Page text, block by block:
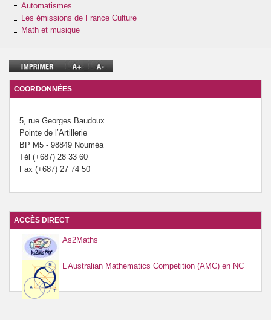
Maître Auxiliaire
Se former
Automatismes
Les émissions de France Culture
Math et musique
COORDONNÉES
5, rue Georges Baudoux
Pointe de l’Artillerie
BP M5 - 98849 Nouméa
Tél (+687) 28 33 60
Fax (+687) 27 74 50
ACCÈS DIRECT
As2Maths
L’Australian Mathematics Competition (AMC) en NC